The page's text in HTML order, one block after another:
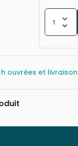
ouvrées et